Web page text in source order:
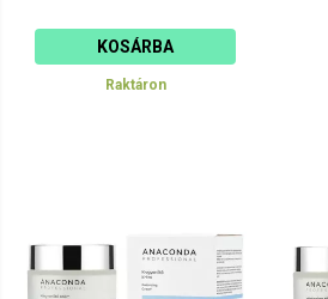
KOSÁRBA
Raktáron